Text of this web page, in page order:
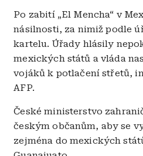
Po zabití „El Mencha“ v
násilnosti, za nimiž podle
kartelu. Úřady hlásily
mexických států a vláda
vojáků k potlačení střetů,
AFP.
České ministerstvo
českým občanům, aby se
zejména do mexických